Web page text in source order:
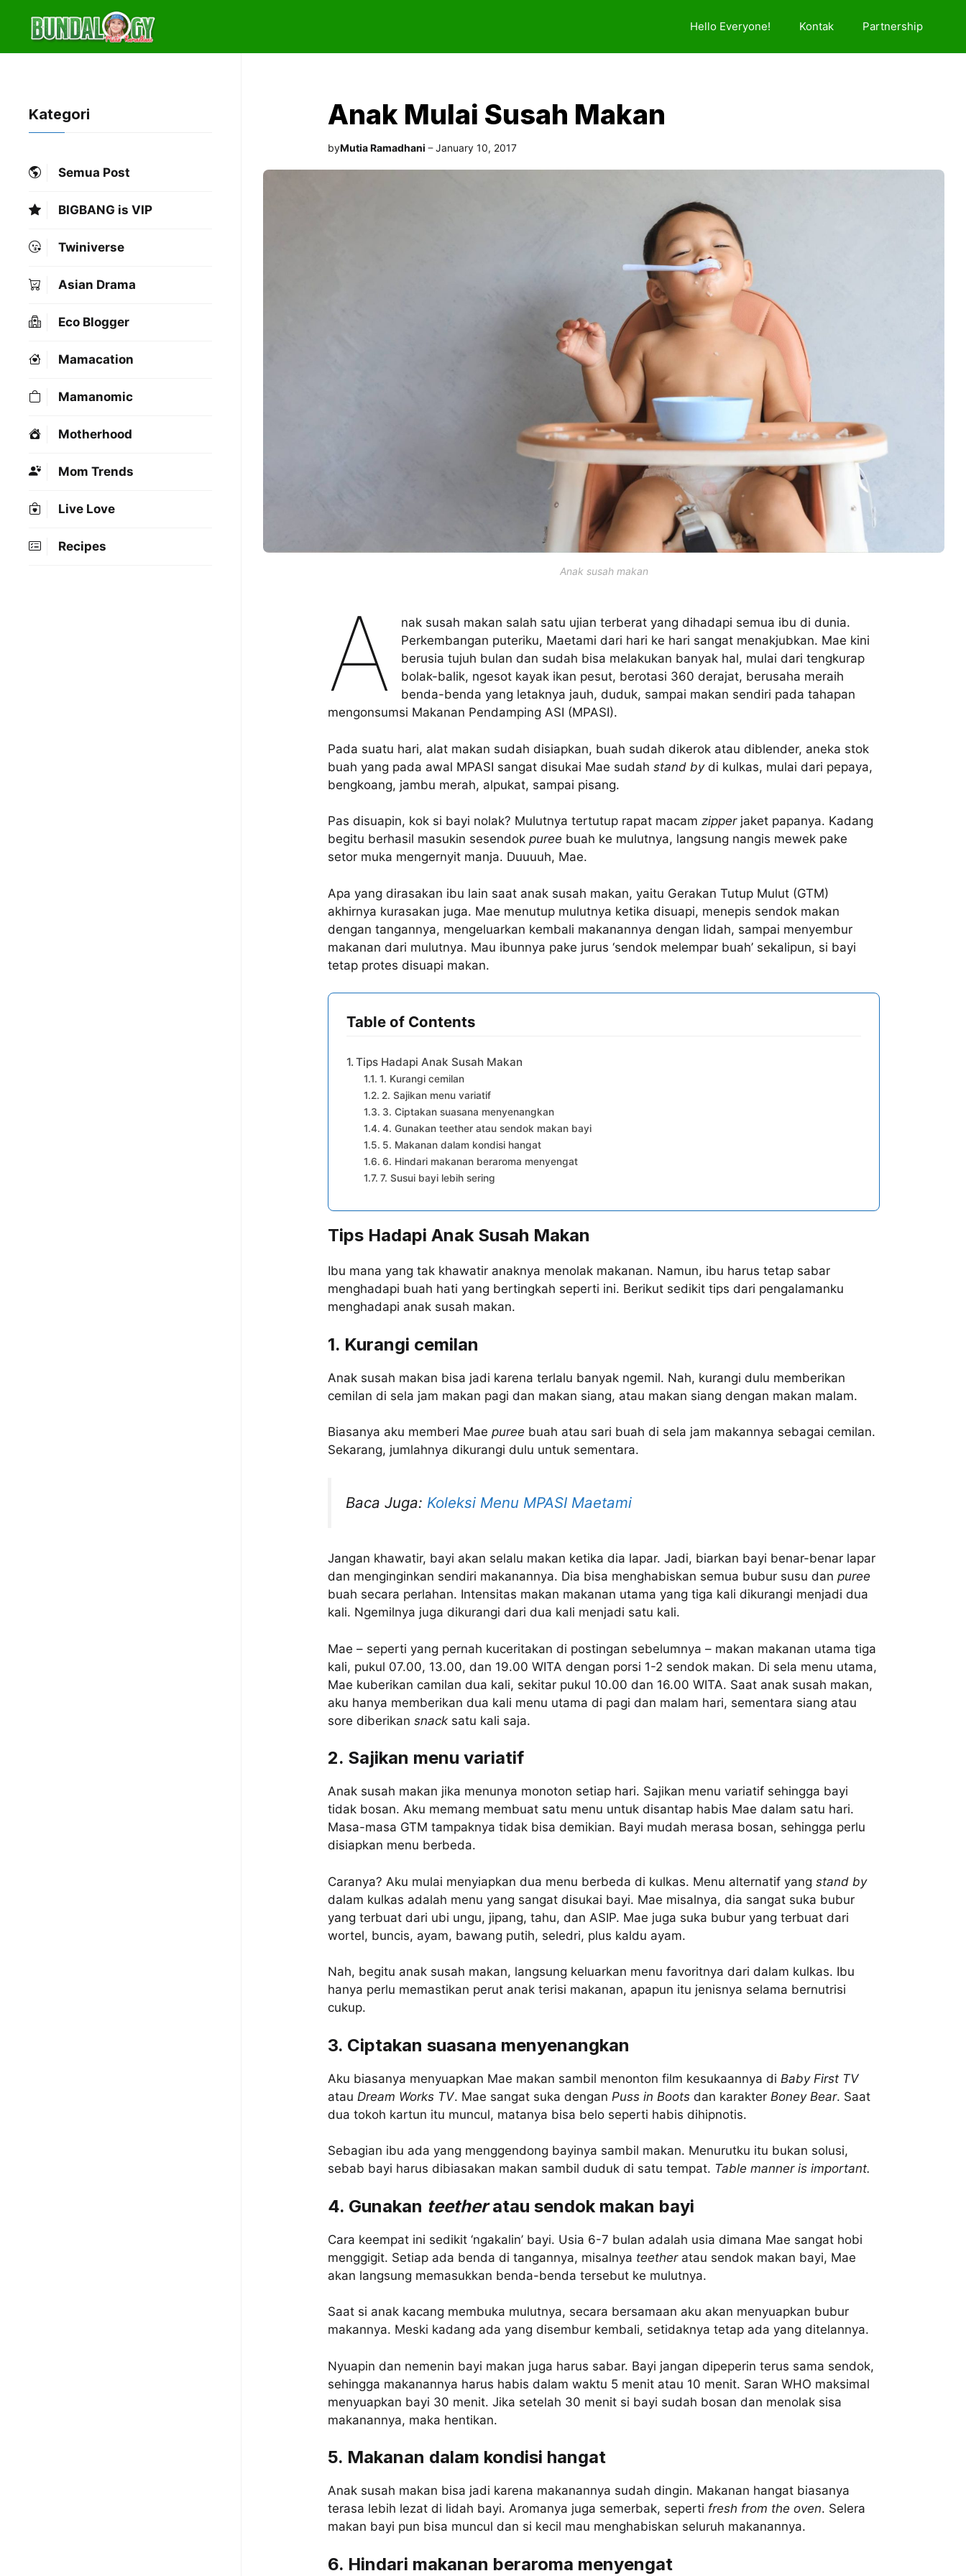
content
Hello Everyone! Kontak Partnership
Anak Mulai Susah Makan
byMutia Ramadhani January 10, 2017
Anak susah makan
A
nak susah makan salah satu ujian terberat yang dihadapi semua ibu di dunia.
Perkembangan puteriku, Maetami dari hari ke hari sangat menakjubkan. Mae kini
berusia tujuh bulan dan sudah bisa melakukan banyak hal, mulai dari tengkurap
bolak-balik, ngesot kayak ikan pesut, berotasi 360 derajat, berusaha meraih
benda-benda yang letaknya jauh, duduk, sampai makan sendiri pada tahapan
mengonsumsi Makanan Pendamping ASI (MPASI).
Pada suatu hari, alat makan sudah disiapkan, buah sudah dikerok atau diblender, aneka stok
buah yang pada awal MPASI sangat disukai Mae sudah stand bydi kulkas, mulai dari pepaya,
bengkoang, jambu merah, alpukat, sampai pisang.
Pas disuapin, kok si bayi nolak? Mulutnya tertutup rapat macam zipperjaket papanya. Kadang
begitu berhasil masukin sesendok puree buah ke mulutnya, langsung nangis mewek pake
setor muka mengernyit manja. Duuuuh, Mae.
Apa yang dirasakan ibu lain saat anak susah makan, yaitu Gerakan Tutup Mulut (GTM)
akhirnya kurasakan juga. Mae menutup mulutnya ketika disuapi, menepis sendok makan
dengan tangannya, mengeluarkan kembali makanannya dengan lidah, sampai menyembur
makanan dari mulutnya. Mau ibunnya pake jurus ‘sendok melempar buah’ sekalipun, si bayi
tetap protes disuapi makan.
Table of Contents
Tips Hadapi Anak Susah Makan
1. Kurangi cemilan
2. Sajikan menu variatif
3. Ciptakan suasana menyenangkan
4. Gunakan teether atau sendok makan bayi
5. Makanan dalam kondisi hangat
6. Hindari makanan beraroma menyengat
7. Susui bayi lebih sering
Tips Hadapi Anak Susah Makan
Ibu mana yang tak khawatir anaknya menolak makanan. Namun, ibu harus tetap sabar
menghadapi buah hati yang bertingkah seperti ini. Berikut sedikit tips dari pengalamanku
menghadapi anak susah makan.
1. Kurangi cemilan
Anak susah makan bisa jadi karena terlalu banyak ngemil. Nah, kurangi dulu memberikan
cemilan di sela jam makan pagi dan makan siang, atau makan siang dengan makan malam.
Biasanya aku memberi Mae puree buah atau sari buah di sela jam makannya sebagai cemilan.
Sekarang, jumlahnya dikurangi dulu untuk sementara.
Baca Juga: Koleksi Menu MPASI Maetami
Jangan khawatir, bayi akan selalu makan ketika dia lapar. Jadi, biarkan bayi benar-benar lapar
dan menginginkan sendiri makanannya. Dia bisa menghabiskan semua bubur susu dan puree
buah secara perlahan. Intensitas makan makanan utama yang tiga kali dikurangi menjadi dua
kali. Ngemilnya juga dikurangi dari dua kali menjadi satu kali.
Mae – seperti yang pernah kuceritakan di postingan sebelumnya – makan makanan utama tiga
kali, pukul 07.00, 13.00, dan 19.00 WITA dengan porsi 1-2 sendok makan. Di sela menu utama,
Mae kuberikan camilan dua kali, sekitar pukul 10.00 dan 16.00 WITA. Saat anak susah makan,
aku hanya memberikan dua kali menu utama di pagi dan malam hari, sementara siang atau
sore diberikan snack satu kali saja.
2. Sajikan menu variatif
Anak susah makan jika menunya monoton setiap hari. Sajikan menu variatif sehingga bayi
tidak bosan. Aku memang membuat satu menu untuk disantap habis Mae dalam satu hari.
Masa-masa GTM tampaknya tidak bisa demikian. Bayi mudah merasa bosan, sehingga perlu
disiapkan menu berbeda.
Caranya? Aku mulai menyiapkan dua menu berbeda di kulkas. Menu alternatif yang stand by
dalam kulkas adalah menu yang sangat disukai bayi. Mae misalnya, dia sangat suka bubur
yang terbuat dari ubi ungu, jipang, tahu, dan ASIP. Mae juga suka bubur yang terbuat dari
wortel, buncis, ayam, bawang putih, seledri, plus kaldu ayam.
Nah, begitu anak susah makan, langsung keluarkan menu favoritnya dari dalam kulkas. Ibu
hanya perlu memastikan perut anak terisi makanan, apapun itu jenisnya selama bernutrisi
cukup.
3. Ciptakan suasana menyenangkan
Aku biasanya menyuapkan Mae makan sambil menonton film kesukaannya di Baby First TV
atau Dream Works TV. Mae sangat suka dengan Puss in Boots dan karakter Boney Bear. Saat
dua tokoh kartun itu muncul, matanya bisa belo seperti habis dihipnotis.
Sebagian ibu ada yang menggendong bayinya sambil makan. Menurutku itu bukan solusi,
sebab bayi harus dibiasakan makan sambil duduk di satu tempat. Table manner is important.
4. Gunakan teetheratau sendok makan bayi
Cara keempat ini sedikit ‘ngakalin’ bayi. Usia 6-7 bulan adalah usia dimana Mae sangat hobi
menggigit. Setiap ada benda di tangannya, misalnya teetheratau sendok makan bayi, Mae
akan langsung memasukkan benda-benda tersebut ke mulutnya.
Saat si anak kacang membuka mulutnya, secara bersamaan aku akan menyuapkan bubur
makannya. Meski kadang ada yang disembur kembali, setidaknya tetap ada yang ditelannya.
Nyuapin dan nemenin bayi makan juga harus sabar. Bayi jangan dipeperin terus sama sendok,
sehingga makanannya harus habis dalam waktu 5 menit atau 10 menit. Saran WHO maksimal
menyuapkan bayi 30 menit. Jika setelah 30 menit si bayi sudah bosan dan menolak sisa
makanannya, maka hentikan.
5. Makanan dalam kondisi hangat
Anak susah makan bisa jadi karena makanannya sudah dingin. Makanan hangat biasanya
terasa lebih lezat di lidah bayi. Aromanya juga semerbak, seperti fresh from the oven. Selera
makan bayi pun bisa muncul dan si kecil mau menghabiskan seluruh makanannya.
6. Hindari makanan beraroma menyengat
Kategori
Semua Post
BIGBANG is VIP
Twiniverse
Asian Drama
Eco Blogger
Mamacation
Mamanomic
Motherhood
Mom Trends
Live Love
Recipes